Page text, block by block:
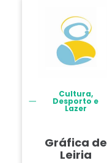
Cultura,
Desporto e
Lazer
Gráfica de
Leiria